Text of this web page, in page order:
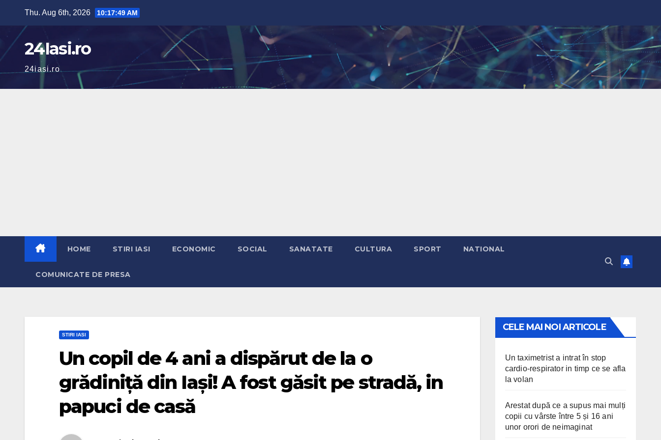
content
Thu. Aug 6th, 2026 10:17:51 AM
24Iasi.ro
24iasi.ro
HOME STIRI IASI ECONOMIC SOCIAL SANATATE CULTURA SPORT NATIONAL
COMUNICATE DE PRESA
STIRI IASI
Un copil de 4 ani a dispărut de la o
grădiniță din Iași! A fost găsit pe stradă, in
papuci de casă
CELE MAI NOI ARTICOLE
Un taximetrist a intrat în stop
cardio-respirator in timp ce se afla
la volan
Arestat după ce a supus mai mulți
copii cu vârste între 5 și 16 ani
unor orori de neimaginat